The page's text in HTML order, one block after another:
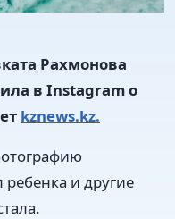
Рахмонова
в Instagram о
kznews.kz.
и другие